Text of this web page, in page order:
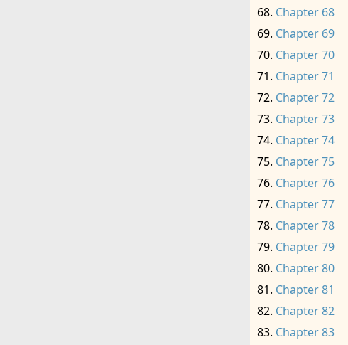
Chapter 68
Chapter 69
Chapter 70
Chapter 71
Chapter 72
Chapter 73
Chapter 74
Chapter 75
Chapter 76
Chapter 77
Chapter 78
Chapter 79
Chapter 80
Chapter 81
Chapter 82
Chapter 83